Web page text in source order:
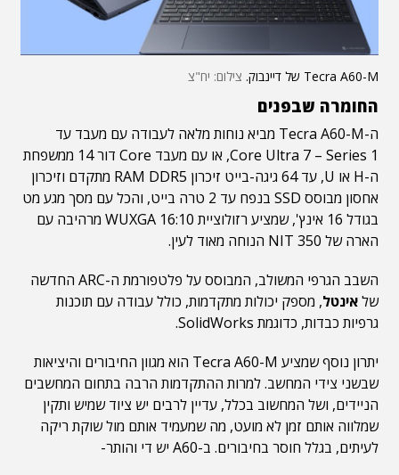
Tecra A60-M של דיינבוק. צילום: יח"צ
החומרה שבפנים
ה-Tecra A60-M מביא נוחות מלאה לעבודה עם מעבד עד
Core Ultra 7 – Series 1, או עם מעבד Core דור 14 ממשפחת
ה-H או U, עד 64 גיגה-בייט זיכרון RAM DDR5 מתקדם וזיכרון
אחסון מבוסס SSD בנפח עד 2 טרה בייט, והכל עם מסך מגע מט
בגודל 16 אינץ', שמציע רזולוציית WUXGA 16:10 מרהיבה עם
הארה של 350 NIT הנוחה מאוד לעין.
השבב הגרפי המשולב, המבוסס על פלטפורמת ה-ARC החדשה
שלאינטל, מספק יכולות מתקדמות, כולל עבודה עם תוכנות
גרפיות כבדות, כדוגמת SolidWorks.
יתרון נוסף שמציע Tecra A60-M הוא מגוון החיבורים והיציאות
שבשני צידי המחשב. למרות ההתקדמות הרבה בתחום המחשבים
הניידים, ושל המחשוב בכלל, עדיין לרבים יש ציוד שמיש ותקין
שמלווה אותם זמן לא מועט, מה שמעמיד אותם מול שוקת ריקה
לעיתים, בגלל חוסר בחיבורים. ב-A60 יש די והותר-